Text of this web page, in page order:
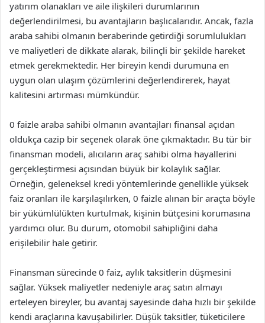
yatırım olanakları ve aile ilişkileri durumlarının
değerlendirilmesi, bu avantajların başlıcalarıdır. Ancak, fazla
araba sahibi olmanın beraberinde getirdiği sorumlulukları
ve maliyetleri de dikkate alarak, bilinçli bir şekilde hareket
etmek gerekmektedir. Her bireyin kendi durumuna en
uygun olan ulaşım çözümlerini değerlendirerek, hayat
kalitesini artırması mümkündür.
0 faizle araba sahibi olmanın avantajları finansal açıdan
oldukça cazip bir seçenek olarak öne çıkmaktadır. Bu tür bir
finansman modeli, alıcıların araç sahibi olma hayallerini
gerçekleştirmesi açısından büyük bir kolaylık sağlar.
Örneğin, geleneksel kredi yöntemlerinde genellikle yüksek
faiz oranları ile karşılaşılırken, 0 faizle alınan bir araçta böyle
bir yükümlülükten kurtulmak, kişinin bütçesini korumasına
yardımcı olur. Bu durum, otomobil sahipliğini daha
erişilebilir hale getirir.
Finansman sürecinde 0 faiz, aylık taksitlerin düşmesini
sağlar. Yüksek maliyetler nedeniyle araç satın almayı
erteleyen bireyler, bu avantaj sayesinde daha hızlı bir şekilde
kendi araçlarına kavuşabilirler. Düşük taksitler, tüketicilere